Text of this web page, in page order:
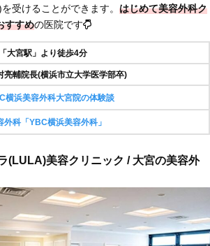
受けることができます。 はじめて美容外科ク
すすめの医院です
大宮駅」より徒歩4分
亮輔院長(横浜市立大学医学部卒)
横浜美容外科大宮院の体験談
外科「YBC横浜美容外科」
(LULA)美容クリニック / 大宮の美容外